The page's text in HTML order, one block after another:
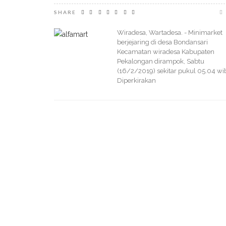
SHARE
Wiradesa, Wartadesa. - Minimarket
berjejaring di desa Bondansari
Kecamatan wiradesa Kabupaten
Pekalongan dirampok, Sabtu
(16/2/2019) sekitar pukul 05.04
Diperkirakan